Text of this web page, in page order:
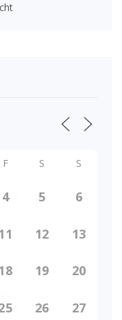
F S S
4 5 6
12 13
19 20
26 27